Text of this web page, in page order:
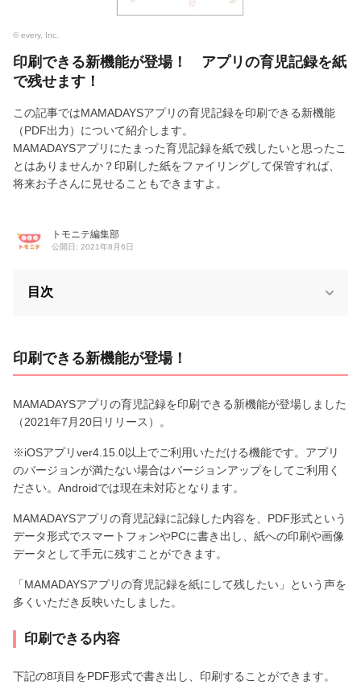
© every, Inc.
印刷できる新機能が登場！ アプリの育児記録を紙
で残せます！
この記事ではMAMADAYSアプリの育児記録を印刷できる新機能
（PDF出力）について紹介します。
MAMADAYSアプリにたまった育児記録を紙で残したいと思ったこ
とはありませんか？印刷した紙をファイリングして保管すれば、
将来お子さんに見せることもできますよ。
トモニテ編集部
公開日: 2021年8月6日
目次
印刷できる新機能が登場！
MAMADAYSアプリの育児記録を印刷できる新機能が登場しました
（2021年7月20日リリース）。
※iOSアプリver4.15.0以上でご利用いただける機能です。アプリ
のバージョンが満たない場合はバージョンアップをしてご利用く
ださい。Androidでは現在未対応となります。
MAMADAYSアプリの育児記録に記録した内容を、PDF形式という
データ形式でスマートフォンやPCに書き出し、紙への印刷や画像
データとして手元に残すことができます。
「MAMADAYSアプリの育児記録を紙にして残したい」という声を
多くいただき反映いたしました。
印刷できる内容
下記の8項目をPDF形式で書き出し、印刷することができます。